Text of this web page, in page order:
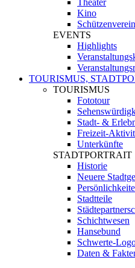
Theater
Kino
EVENTS
Highlights
TOURISMUS,
TOURISMUS
Fototour
Stadt- &
Freizeit-
Unterkünfte
STADTPORTRAIT
Historie
Neuere
Stadtteile
Schichtwesen
Hansebund
Schwerte-
Daten &